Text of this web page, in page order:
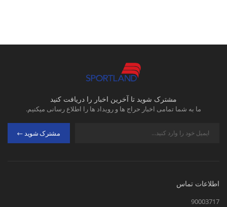
مشترک شوید تا آخرین اخبار را دریافت کنید
ما به شما تمامی اخبار حراج ها و رویداد ها را اطلاع رسانی میکنیم.
مشترک شوید
اطلاعات تماس
90003717